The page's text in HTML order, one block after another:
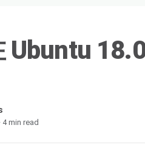
Ubuntu
4 min read